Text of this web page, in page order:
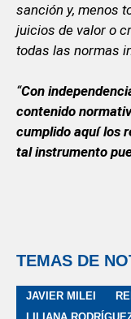
sanción y, menos
juicios de valor o
todas las normas
“Con
contenido
cumplido aquí los
tal instrumento
TEMAS DE
JAVIER MILEI